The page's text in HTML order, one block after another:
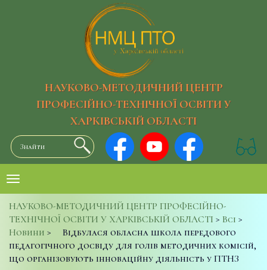
НАУКОВО-МЕТОДИЧНИЙ ЦЕНТР
ПРОФЕСІЙНО-ТЕХНІЧНОЇ ОСВІТИ У
ХАРКІВСЬКІЙ ОБЛАСТІ
НАУКОВО-МЕТОДИЧНИЙ ЦЕНТР ПРОФЕСІЙНО-
ТЕХНІЧНОЇ ОСВІТИ У ХАРКІВСЬКІЙ ОБЛАСТІ > Всі >
Новини >
Відбулася обласна школа передового
педагогічного досвіду для голів методичних комісій,
що організовують інноваційну діяльність у ПТНЗ